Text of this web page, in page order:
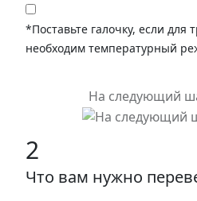
*Поставьте галочку, если для
необходим температурный
2
Что вам нужно